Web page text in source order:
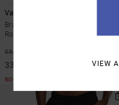
Va Square Neck
Brassière de sport maintien moyen
Rose Femme
55,00 €
33,00 €
BONS PLANS
VIEW